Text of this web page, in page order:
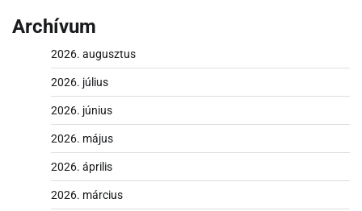
Archívum
2026. augusztus
2026. július
2026. június
2026. május
2026. április
2026. március